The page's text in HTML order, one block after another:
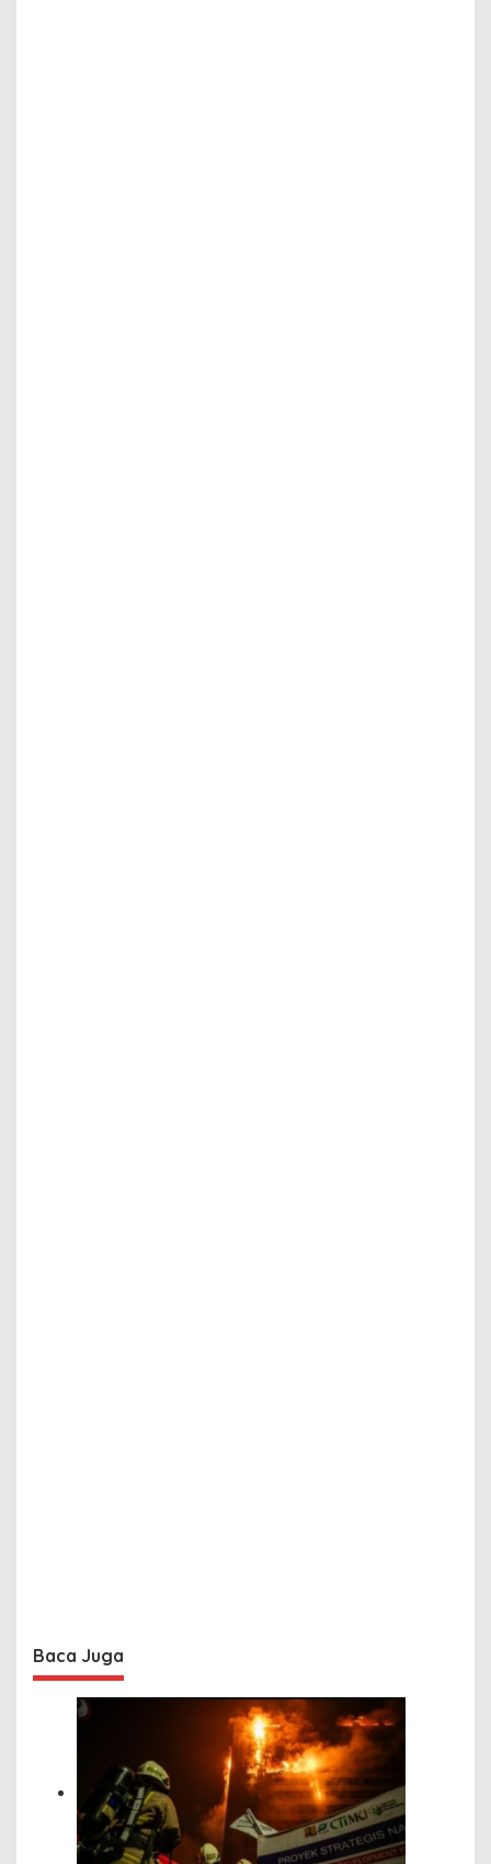
Baca Juga